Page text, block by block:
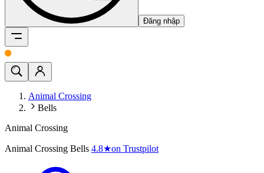
Đăng nhập
Animal Crossing
Bells
Animal Crossing
Animal Crossing Bells 4.8★on Trustpilot